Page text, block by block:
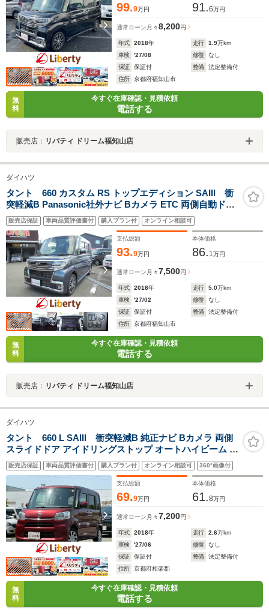
99.9万円 91.6万円
通常ローン 月々8,200円
年式 2018年 走行 1.9万km
車検
'27/08 修復
なし
保証
保証付 整備
法定整備付
住所
京都府福知山市
無
料
今すぐ在庫確認・見積依頼
電話する
販売店： リバティ ドリーム福知山店
ダイハツ
タント 660 カスタム RS トップエディション SAIII 衝
突軽減B Panasonic社外ナビ Bカメラ ETC 両側自動ドア
LEDヘッドライト フォグライト 運転席シートヒーター ス
マートキー プッシュスタート アイドリングストップ 純正
アルミホイール
販売店保証 車両品質評価書付 購入プラン付 オンライン相談可
支払総額
93.9万円
本体価格
86. 1万円
通常ローン 月々7,500円
年式 2018年 走行 5.0万km
車検
'27/02 修復
なし
保証
保証付 整備
法定整備付
住所
京都府福知山市
無
料
今すぐ在庫確認・見積依頼
電話する
販売店： リバティ ドリーム福知山店
ダイハツ
タント 660 L SAIII 衝突軽減B 純正ナビ Bカメラ 両側
スライドドア アイドリングストップ オートハイビーム ヘ
ッドライトレベライザー ステアリングスイッチ
販売店保証 車両品質評価書付 購入プラン付 オンライン相談可 360°画像付
支払総額
69.9万円
本体価格
61.8万円
通常ローン 月々7,200円
年式 2018年 走行 2.6万km
車検
'27/06 修復
なし
保証
保証付 整備
法定整備付
住所
京都府相楽郡
無
料
今すぐ在庫確認・見積依頼
電話する